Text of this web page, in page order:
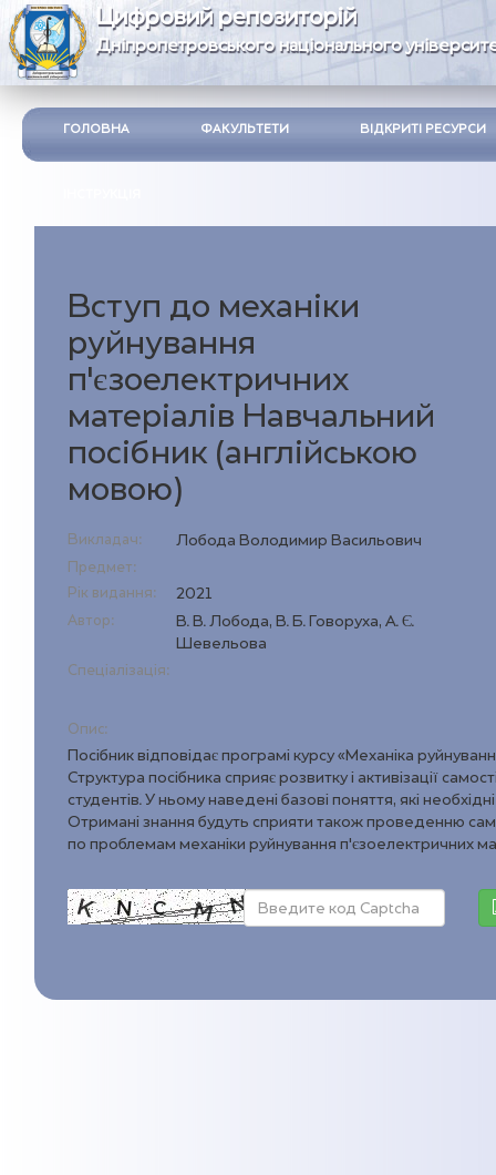
Цифровий репозиторій
Дніпропетровського національного
ГОЛОВНА ФАКУЛЬТЕТИ ВІДКРИТІ РЕСУРСИ
Вступ до механіки
руйнування
п’єзоелектричних
матеріалів Навчальний
посібник (англійською
мовою)
Викладач: Лобода Володимир Васильович
Предмет:
Рік видання:
2021
Автор:
В. В. Лобода, В. Б. Говоруха, А. Є.
Шевельова
Спеціалізація:
Опис:
Посібник відповідає програмі курсу «Механіка
Структура посібника сприяє розвитку і активізації
студентів. У ньому наведені базові поняття, які
Отримані знання будуть сприяти також проведенню
по проблемам механіки руйнування п’єзоелектричних